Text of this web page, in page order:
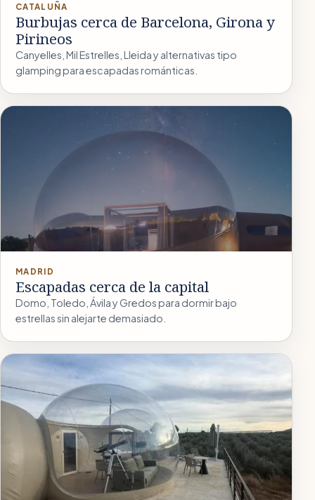
CATALUÑA
Burbujas cerca de Barcelona, Girona y
Pirineos
Canyelles, Mil Estrelles, Lleida y alternativas tipo
glamping para escapadas románticas.
MADRID
Escapadas cerca de la capital
Domo, Toledo, Ávila y Gredos para dormir bajo
estrellas sin alejarte demasiado.